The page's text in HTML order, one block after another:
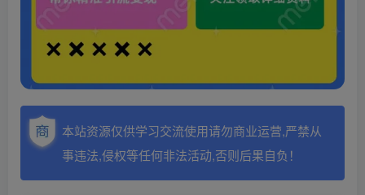
本站资源仅供学习交流使用请勿商业运营,严禁从
事违法,侵权等任何非法活动,否则后果自负！